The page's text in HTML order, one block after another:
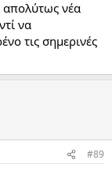
απολύτως νέα
να
τις σημερινές
#89